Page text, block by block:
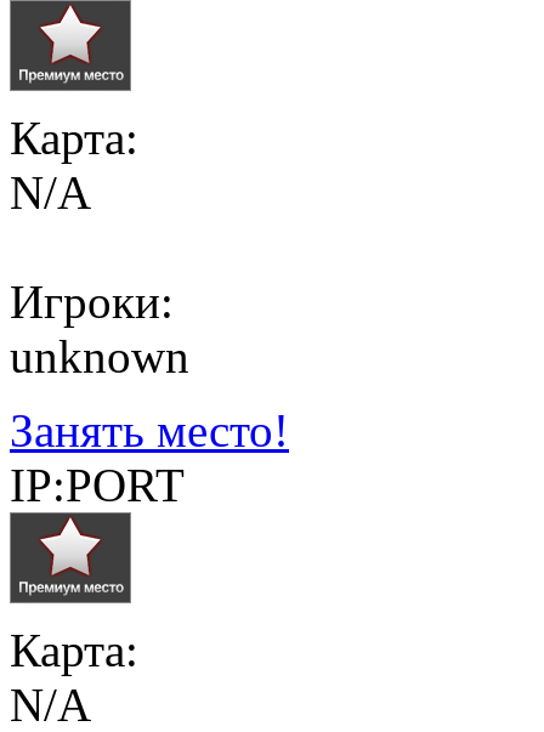
Карта:
N/A
Игроки:
unknown
Занять место!
IP:PORT
Карта:
N/A